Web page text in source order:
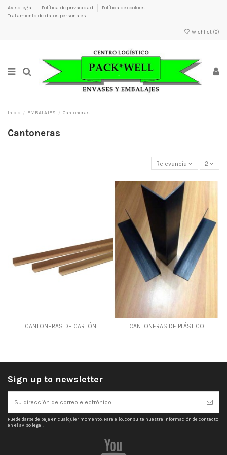
×
×
Nombre de la lista de deseos
×
×
Aviso legal Política de privacidad
Política de cookies
Tratamiento de datos personales
Wishlist (0)
Inicio EMBALAJES Cantoneras
Cantoneras
Relevancia 2
CANTONERAS DE CARTÓN CANTONERAS DE PLÁSTICO
Sign up to newsletter
Puede darse de baja en cualquier momento. Para ello, consulte nuestra información de contacto
en el aviso legal.